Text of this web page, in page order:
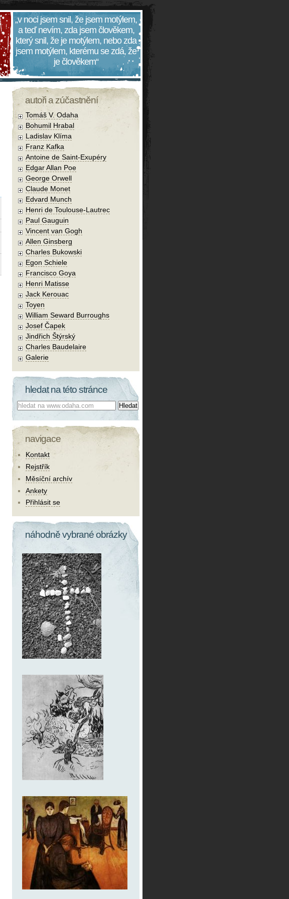
„v noci jsem snil, že jsem motýlem,
a teď nevím, zda jsem člověkem,
který snil, že je motýlem, nebo zda
jsem motýlem, kterému se zdá, že
je člověkem“
autoři a zúčastnění
Tomáš V. Odaha
Bohumil Hrabal
Ladislav Klíma
Franz Kafka
Antoine de Saint-Exupéry
Edgar Allan Poe
George Orwell
Claude Monet
Edvard Munch
Henri de Toulouse-Lautrec
Paul Gauguin
Vincent van Gogh
Allen Ginsberg
Charles Bukowski
Egon Schiele
Francisco Goya
Henri Matisse
Jack Kerouac
Toyen
William Seward Burroughs
Josef Čapek
Jindřich Štýrský
Charles Baudelaire
Galerie
hledat na této stránce
Co hledat:
navigace
Kontakt
Rejstřík
Měsíční archív
Ankety
Přihlásit se
náhodně vybrané obrázky